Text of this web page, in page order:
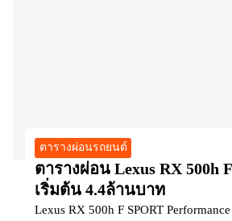
ตารางผ่อนรถยนต์
ตารางผ่อน Lexus RX 500h
เริ่มต้น 4.4ล้านบาท
Lexus RX 500h F SPORT